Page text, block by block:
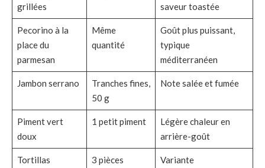
grillées
saveur toastée
Pecorino à la
place du
parmesan
Même
quantité
Goût plus puissant,
typique
méditerranéen
Jambon serrano
Tranches fines,
50 g
Note salée et fumée
Piment vert
doux
1 petit piment
Légère chaleur en
arrière-goût
Tortillas
3 pièces
Variante